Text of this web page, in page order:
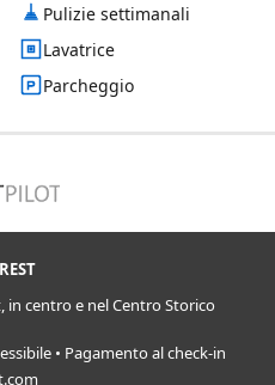
Pulizie settimanali
Lavatrice
Parcheggio
in centro e nel Centro Storico
• Pagamento al check-in